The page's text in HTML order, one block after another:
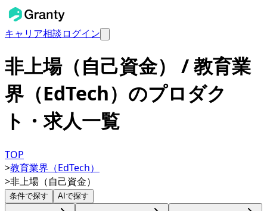
キャリア相談ログイン
非上場（自己資金） / 教育業
界（EdTech）のプロダク
ト・求人一覧
TOP
>教育業界（EdTech）
>非上場（自己資金）
条件で探す AIで探す